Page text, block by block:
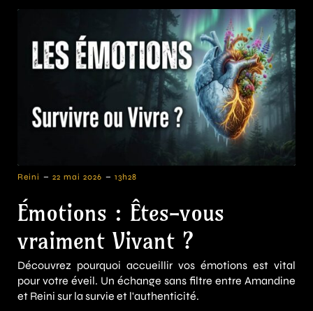
Reini - 22 mai 2026 - 13h28
Émotions : Êtes-vous
vraiment Vivant ?
Découvrez pourquoi accueillir vos émotions est vital
pour votre éveil. Un échange sans filtre entre Amandine
et Reini sur la survie et l'authenticité.